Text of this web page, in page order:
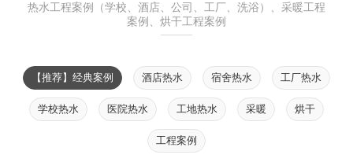
热水工程案例（学校、酒店、公司、工厂、洗浴）、采暖工程
案例、烘干工程案例
【推荐】经典案例 酒店热水 宿舍热水 工厂热水
学校热水 医院热水 工地热水 采暖 烘干
工程案例